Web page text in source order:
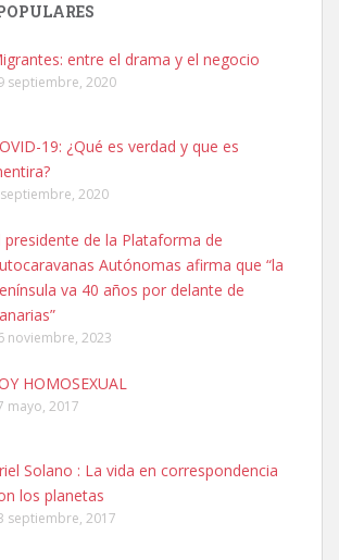
Canaria
AVDA JOSE MESA Y LOPEZ
SHIBA CON MICROCHIP PERDIDO HOY
MESA Y LOPEZ. ES MUY ASUSTADIZO
Canaria
6.7.2025
una ninfa papillera, asustada tiene miedo a la
la zon...
entre el drama y el negocio
septiembre, 2020
19: ¿Qué es verdad y que es
2020
presidente de la Plataforma de
Autónomas afirma que “la
va 40 años por delante de
noviembre, 2023
HOMOSEXUAL
mayo, 2017
Solano : La vida en correspondencia
los planetas
septiembre, 2017